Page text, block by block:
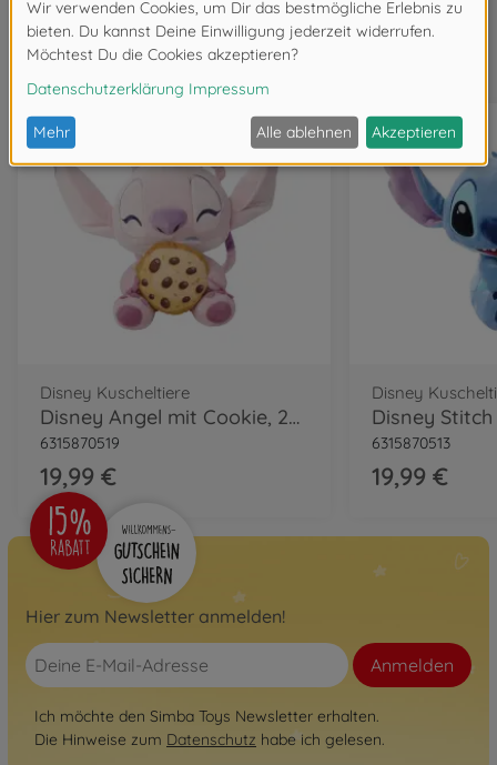
Wird oft zusammen gekauft
Disney Kuscheltiere
Disney Angel mit Cookie, 25cm
6315870519
19,99 €
Disney
6315870513
19,99 €
Hier zum Newsletter anmelden!
Anmelden
Ich möchte den Simba Toys Newsletter erhalten.
Die Hinweise zum Datenschutz habe ich gelesen.